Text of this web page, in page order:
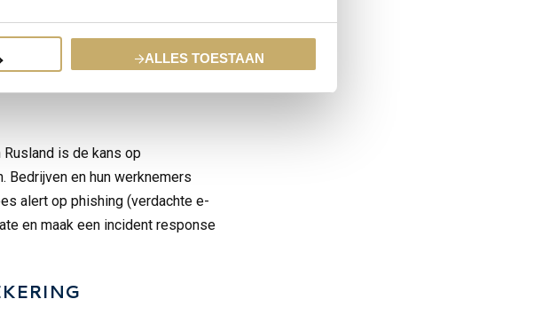
ALLES TOESTAAN
biedt (of dit overweegt),
u graag waar nodig.
is de kans op
en hun werknemers
alert op phishing (verdachte e-
en maak een incident response